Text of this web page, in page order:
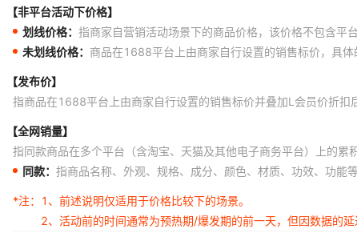
【非平台活动下价格】
划线价格： 指商家自营销活动场景下的商品价格，该价格不包含平
未划线价格： 商品在1688平台上由商家自行设置的销售标价，具
【发布价】
指商品在1688平台上由商家自行设置的销售标价并叠加L会员价折扣
【全网销量】
指同款商品在多个平台（含淘宝、天猫及其他电子商务平台）上的累
同款： 指商品名称、外观、规格、成分、颜色、材质、功效、功能
*注：
1、前述说明仅适用于价格比较下的场景。
2、活动前的时间通常为预热期/爆发期的前一天，但因数据的